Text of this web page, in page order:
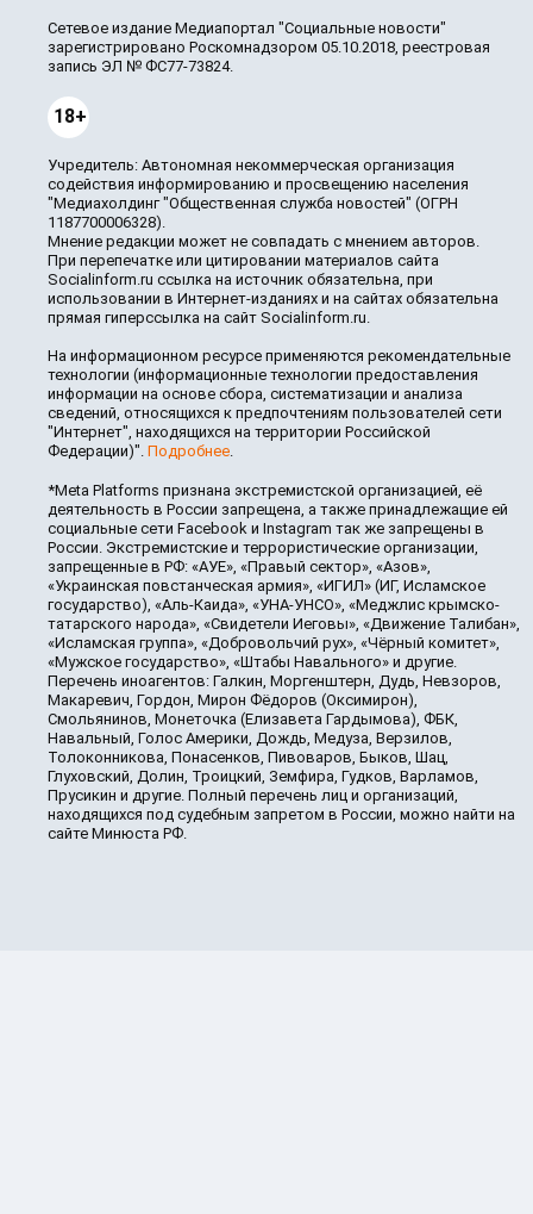
Сетевое издание Медиапортал "Социальные новости"
зарегистрировано Роскомнадзором 05.10.2018, реестровая
запись ЭЛ № ФС77-73824.
18+
Учредитель: Автономная некоммерческая организация
содействия информированию и просвещению населения
"Медиахолдинг "Общественная служба новостей" (ОГРН
1187700006328).
Мнение редакции может не совпадать с мнением авторов.
При перепечатке или цитировании материалов сайта
Socialinform.ru ссылка на источник обязательна, при
использовании в Интернет-изданиях и на сайтах обязательна
прямая гиперссылка на сайт Socialinform.ru.
На информационном ресурсе применяются рекомендательные
технологии (информационные технологии предоставления
информации на основе сбора, систематизации и анализа
сведений, относящихся к предпочтениям пользователей сети
"Интернет", находящихся на территории Российской
Федерации)". Подробнее.
*Meta Platforms признана экстремистской организацией, её
деятельность в России запрещена, а также принадлежащие ей
социальные сети Facebook и Instagram так же запрещены в
России. Экстремистские и террористические организации,
запрещенные в РФ: «АУЕ», «Правый сектор», «Азов»,
«Украинская повстанческая армия», «ИГИЛ» (ИГ, Исламское
государство), «Аль-Каида», «УНА-УНСО», «Меджлис крымско-
татарского народа», «Свидетели Иеговы», «Движение Талибан»,
«Исламская группа», «Добровольчий рух», «Чёрный комитет»,
«Мужское государство», «Штабы Навального» и другие.
Перечень иноагентов: Галкин, Моргенштерн, Дудь, Невзоров,
Макаревич, Гордон, Мирон Фёдоров (Оксимирон),
Смольянинов, Монеточка (Елизавета Гардымова), ФБК,
Навальный, Голос Америки, Дождь, Медуза, Верзилов,
Толоконникова, Понасенков, Пивоваров, Быков, Шац,
Глуховский, Долин, Троицкий, Земфира, Гудков, Варламов,
Прусикин и другие. Полный перечень лиц и организаций,
находящихся под судебным запретом в России, можно найти на
сайте Минюста РФ.